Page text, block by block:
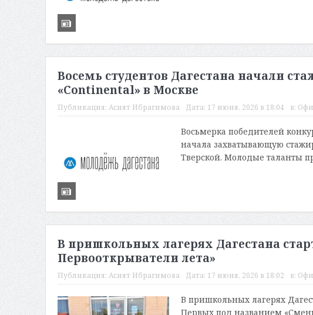
Восемь студентов Дагестана начали
«Continental» в Москве
Публикация: Асият Ибрагимова Дата: 17 июня, 2026 в 18:04 в:
Восьмерка победителей
начала захватывающую
Тверской. Молодые таланты
В пришкольных лагерях Дагестана
Первооткрыватели лета»
Публикация: Асият Ибрагимова Дата: 17 июня, 2026 в 18:02 в:
В пришкольных лагерях
Первых под названием